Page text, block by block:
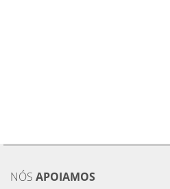
NÓS APOIAMOS